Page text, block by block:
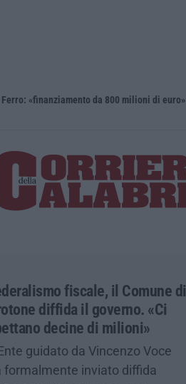
«finanziamento da 800 milioni di euro»
fiscale, il Comune di
diffida il governo. «Ci
decine di milioni»
guidato da Vincenzo Voce
formalmente inviato diffida